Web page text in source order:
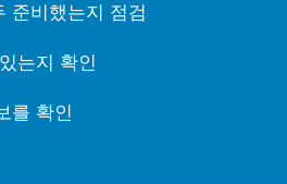
준비했는지 점검
는지 확인
를 확인